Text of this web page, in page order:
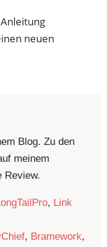
neuen
Blog. Zu den
meinem
Review.
, Link
, Bramework,